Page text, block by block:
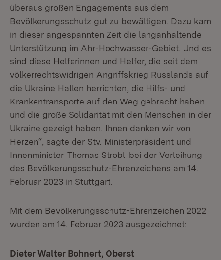
überaus großen Engagements aus dem
Bevölkerungsschutz gut zu bewältigen. Dazu kam
in dieser angespannten Zeit die langanhaltende
Unterstützung im Ahr-Hochwasser-Gebiet. Und es
sind diese Helferinnen und Helfer, die seit dem
völkerrechtswidrigen Angriffskrieg Russlands auf
die Ukraine Hallen herrichten, die Hilfs- und
Krankentransporte auf den Weg gebracht haben
und die große Solidarität mit den Menschen in der
Ukraine gezeigt haben. Ihnen danken wir von
Herzen“, sagte der Stv. Ministerpräsident und
Innenminister Thomas Strobl bei der Verleihung
des Bevölkerungsschutz-Ehrenzeichens am 14.
Februar 2023 in Stuttgart.
Mit dem Bevölkerungsschutz-Ehrenzeichen 2022
wurden am 14. Februar 2023 ausgezeichnet:
Dieter Walter Bohnert, Oberst